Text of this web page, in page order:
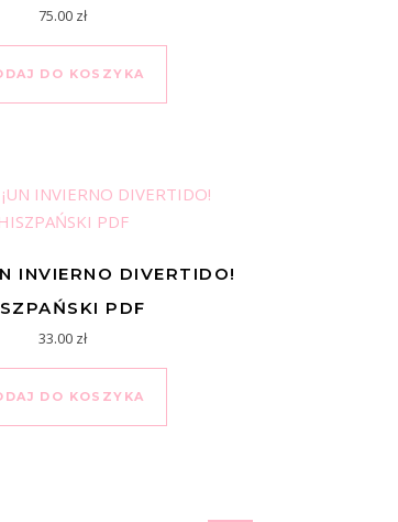
75.00 zł
DO KOSZYKA
INVIERNO DIVERTIDO!
PDF
33.00 zł
DO KOSZYKA